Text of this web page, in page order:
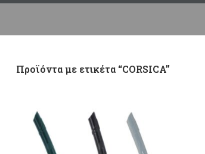
Προϊόντα με ετικέτα “CORSICA”